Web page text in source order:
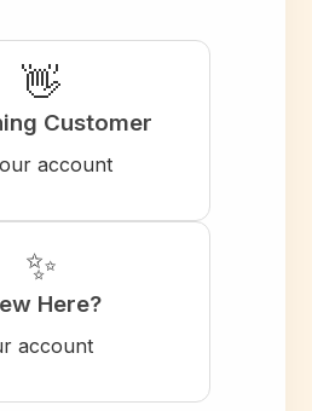
👋
Customer
account
✨
Here?
account